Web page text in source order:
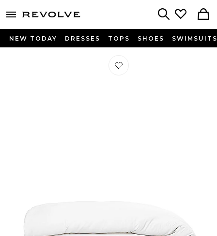
menu - shows more content
NEW TODAY DRESSES TOPS SHOES SWIMSUITS
Préféré HOUSSE DE COUETTE